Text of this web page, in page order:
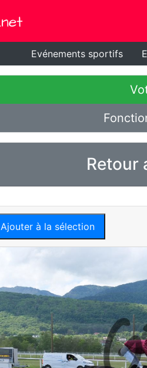
Evénements sportifs
Retour
Ajouter à la sélection